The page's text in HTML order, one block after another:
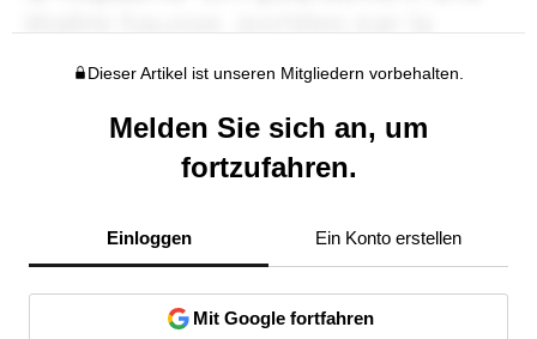
Dieser Artikel ist unseren Mitgliedern vorbehalten.
Melden Sie sich an, um
fortzufahren.
Einloggen Ein Konto erstellen
Mit Google fortfahren